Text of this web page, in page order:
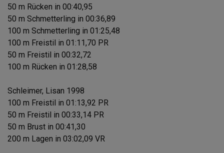
50 m Rücken in 00:40,95
50 m Schmetterling in 00:36,89
100 m Schmetterling in 01:25,48
100 m Freistil in 01:11,70 PR
50 m Freistil in 00:32,72
100 m Rücken in 01:28,58
Schleimer, Lisan 1998
100 m Freistil in 01:13,92 PR
50 m Freistil in 00:33,14 PR
50 m Brust in 00:41,30
200 m Lagen in 03:02,09 VR